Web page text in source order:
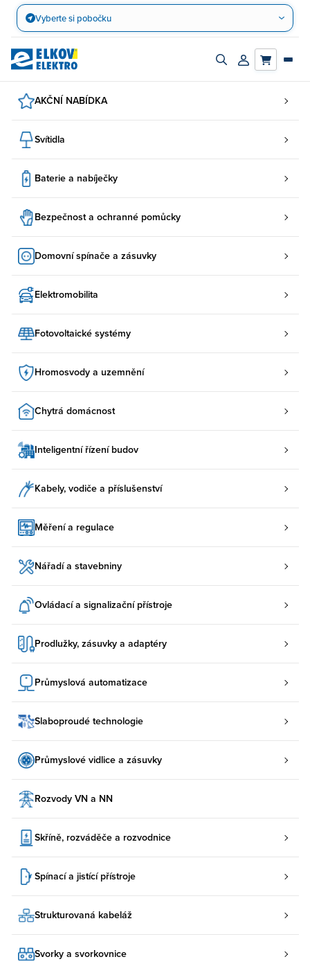
Přejít
obsah
Vyberte si pobočku
Zapnout/vypnout
Přihlásit/
AKČNÍ NABÍDKA
Svítidla
Baterie a nabíječky
Bezpečnost a ochranné pomůcky
Domovní spínače a zásuvky
Elektromobilita
Fotovoltaické systémy
Hromosvody a uzemnění
Chytrá domácnost
Inteligentní řízení budov
Kabely, vodiče a příslušenství
Měření a regulace
Nářadí a stavebniny
Ovládací a signalizační přístroje
Prodlužky, zásuvky a adaptéry
Průmyslová automatizace
Slaboproudé technologie
Průmyslové vidlice a zásuvky
Rozvody VN a NN
Skříně, rozváděče a rozvodnice
Spínací a jistící přístroje
Strukturovaná kabeláž
Svorky a svorkovnice